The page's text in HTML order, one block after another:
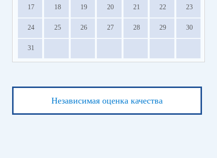
17 18 19 20 21 22 23
24 25 26 27 28 29 30
31
Независимая оценка качества